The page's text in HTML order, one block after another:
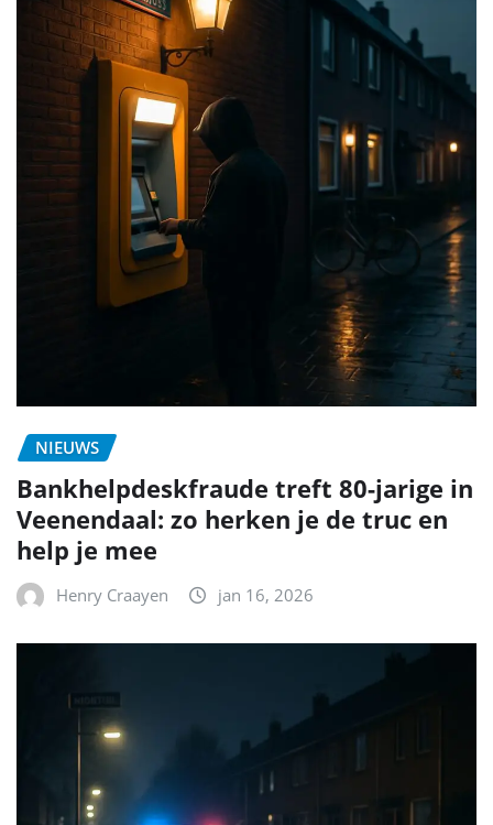
NIEUWS
Bankhelpdeskfraude treft 80-jarige in
Veenendaal: zo herken je de truc en
help je mee
Henry Craayen jan 16, 2026